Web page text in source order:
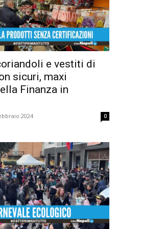
e vestiti di
sicuri, maxi
Finanza in
2024 0